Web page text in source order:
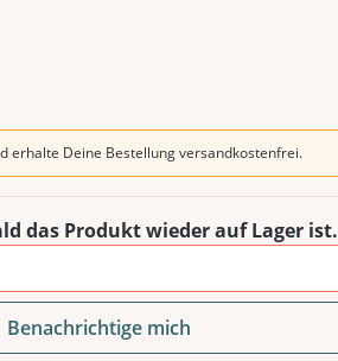
erhalte Deine Bestellung versandkostenfrei.
das Produkt wieder auf Lager ist.
Benachrichtige mich